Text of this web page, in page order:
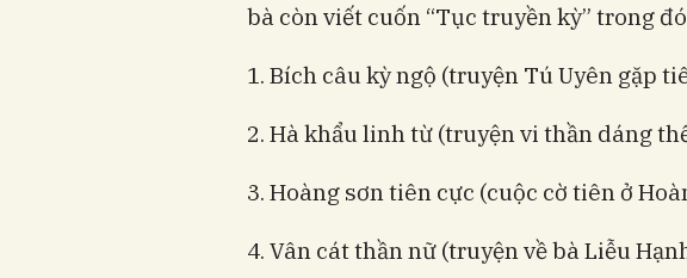
bà còn viết cuốn “Tục truyền kỳ” trong
1. Bích câu kỳ ngộ (truyện Tú Uyên gặp
2. Hà khẩu linh từ (truyện vi thần dáng
3. Hoàng sơn tiên cực (cuộc cờ tiên ở
4. Vân cát thần nữ (truyện về bà Liễu